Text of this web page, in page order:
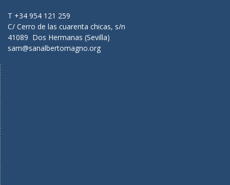
T +34 954 121 259
C/ Cerro de las cuarenta chicas, s/n
41089 Dos Hermanas (Sevilla)
sam@sanalbertomagno.org